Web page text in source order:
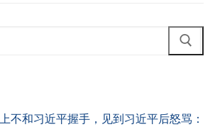
不和习近平握手，见到习近平后怒骂：